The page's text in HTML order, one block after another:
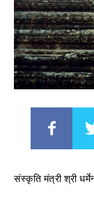
संस्कृति मंत्री श्री